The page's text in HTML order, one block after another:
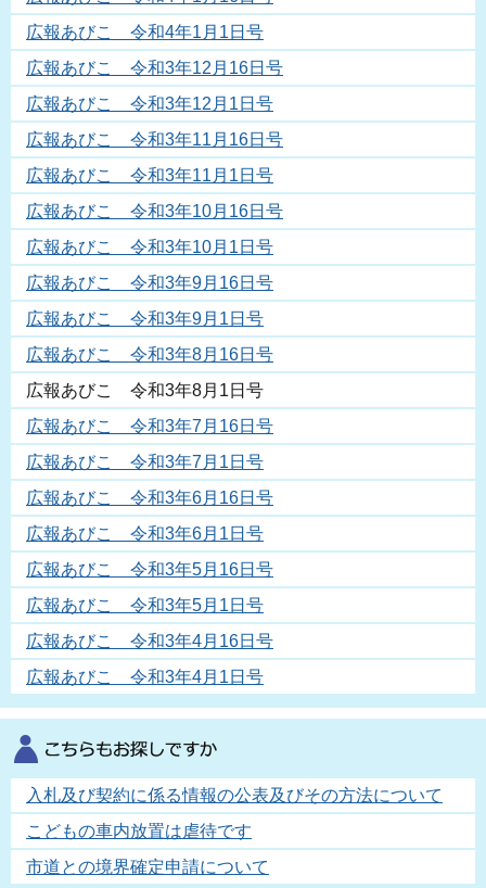
広報あびこ 令和4年1月1日号
広報あびこ 令和3年12月16日号
広報あびこ 令和3年12月1日号
広報あびこ 令和3年11月16日号
広報あびこ 令和3年11月1日号
広報あびこ 令和3年10月16日号
広報あびこ 令和3年10月1日号
広報あびこ 令和3年9月16日号
広報あびこ 令和3年9月1日号
広報あびこ 令和3年8月16日号
広報あびこ 令和3年8月1日号
広報あびこ 令和3年7月16日号
広報あびこ 令和3年7月1日号
広報あびこ 令和3年6月16日号
広報あびこ 令和3年6月1日号
広報あびこ 令和3年5月16日号
広報あびこ 令和3年5月1日号
広報あびこ 令和3年4月16日号
広報あびこ 令和3年4月1日号
入札及び契約に係る情報の公表及びその方法について
こどもの車内放置は虐待です
市道との境界確定申請について